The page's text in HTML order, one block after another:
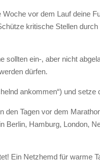
vor dem Lauf deine
kritische Stellen
sollten ein-, aber nicht
dürfen.
ankommen“) und
den Tagen vor dem
Berlin, Hamburg, London,
Ein Netzhemd für warme